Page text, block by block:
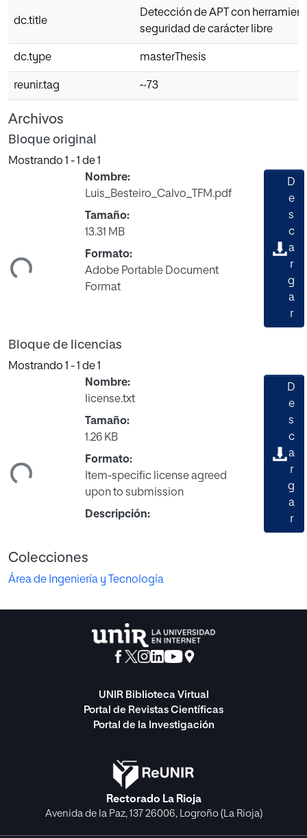
dc.title
Detección de APT con
seguridad de carácter libre
dc.type masterThesis
reunir.tag ~73
Archivos
Bloque original
Mostrando 1 - 1 de 1
Nombre:
Luis_Besteiro_Calvo_TFM.pdf
Tamaño:
13.31 MB
Formato:
Adobe Portable Document
Format
D
e
s
c
a
r
g
a
r
Bloque de licencias
Mostrando 1 - 1 de 1
Nombre:
license.txt
Tamaño:
1.26 KB
Formato:
Item-specific license agreed
upon to submission
Descripción:
D
e
s
c
a
r
g
a
r
Colecciones
Área de Ingeniería y Tecnología
UNIR Biblioteca Virtual
Portal de Revistas Científicas
Portal de la Investigación
Rectorado La Rioja
Avenida de la Paz, 137 26006, Logroño (La Rioja)